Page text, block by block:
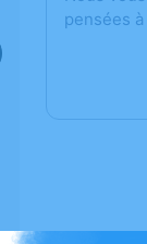
pensées